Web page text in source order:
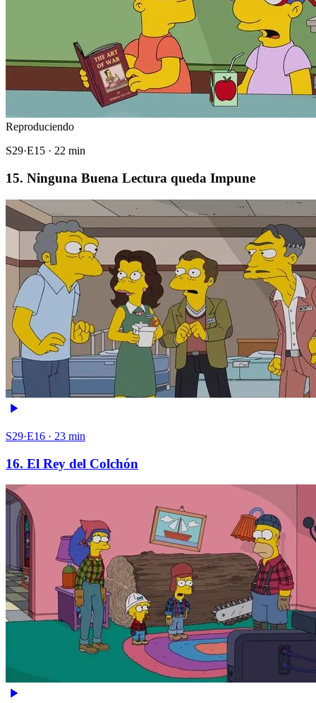
Reproduciendo
S29·E15 · 22 min
15. Ninguna Buena Lectura queda Impune
S29·E16 · 23 min
16. El Rey del Colchón